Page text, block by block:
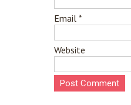
Email *
Website